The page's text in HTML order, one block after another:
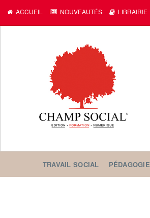
ACCUEIL NOUVEAUTÉS LIBRAIRIE
TRAVAIL SOCIAL PÉDAGOGIE